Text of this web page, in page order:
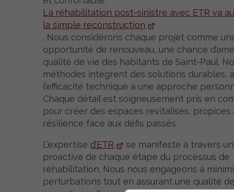
La réhabilitation post-sinistre avec ETR va
la simple reconstruction
. Nous considérons chaque projet comme
opportunité de renouveau, une chance
qualité de vie des habitants de Saint-Paul.
méthodes intègrent des solutions durables,
l’efficacité technique à une approche
Chaque détail est soigneusement pris en
pour créer des espaces revitalisés, propices
résilience face aux défis passés.
L’expertise d’ETR
se manifeste à travers
proactive de chaque étape du processus de
réhabilitation. Nous nous engageons à
perturbations tout en assurant une qualité